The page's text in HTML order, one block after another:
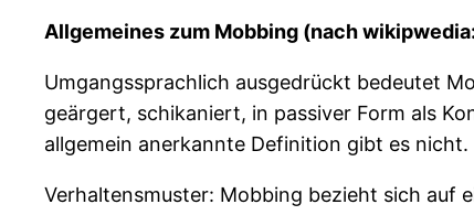
Allgemeines zum Mobbing (nach wikipwedia:
Umgangssprachlich ausgedrückt bedeutet
geärgert, schikaniert, in passiver Form als
allgemein anerkannte Definition gibt es
Verhaltensmuster: Mobbing bezieht sich auf